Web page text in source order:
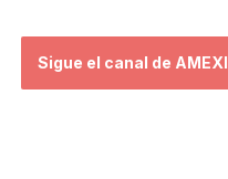
Sigue el canal de AMEXI